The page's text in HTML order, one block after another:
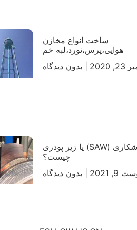
ساخت انواع مخازن
هوایی،پرس،نورد،لبه خم
بدون دیدگاه
جوشکاری (SAW) یا زیر پودری
چیست؟
9, 2021
بدون دیدگاه